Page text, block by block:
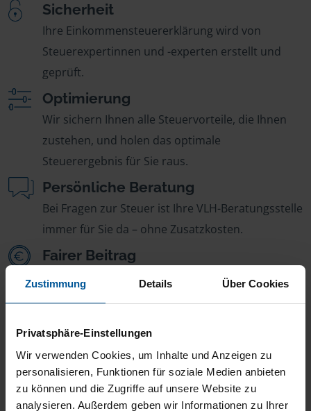
Zustimmung Details Über Cookies
Privatsphäre-Einstellungen
Wir verwenden Cookies, um Inhalte und Anzeigen zu
personalisieren, Funktionen für soziale Medien anbieten
zu können und die Zugriffe auf unsere Website zu
analysieren. Außerdem geben wir Informationen zu Ihrer
Sicherheit
Ihre Einkommensteuererklärung wird von
Steuerexpertinnen und -experten erstellt und
geprüft.
Optimierung
Wir sichern Ihnen alle Steuervorteile, die Ihnen
zustehen, und holen das optimale
Steuerergebnis für Sie raus.
Persönliche Beratung
Bei Fragen zur Steuer ist Ihre VLH-Beratungsstelle
immer für Sie da – ohne Zusatzkosten.
Fairer Beitrag
Sie zahlen für alle unsere Leistungen nur einen